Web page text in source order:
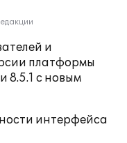
и
платформы
8.5.1 с новым
интерфейса